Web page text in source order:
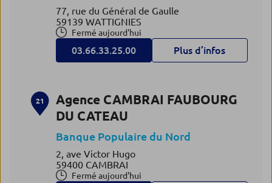
77, rue du Général de Gaulle
59139 WATTIGNIES
Fermé aujourd'hui
03.66.33.25.00 Plus d’infos
21
Agence CAMBRAI FAUBOURG
DU CATEAU
Banque Populaire du Nord
2, ave Victor Hugo
59400 CAMBRAI
Fermé aujourd'hui